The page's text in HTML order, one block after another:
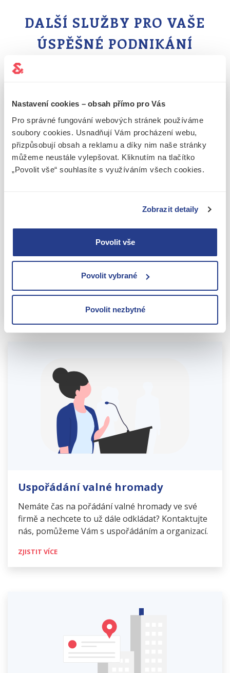
Nastavení cookies – obsah přímo pro Vás
Pro správné fungování webových stránek používáme
soubory cookies. Usnadňují Vám procházení webu,
přizpůsobují obsah a reklamu a díky nim naše stránky
můžeme neustále vylepšovat. Kliknutím na tlačítko
„Povolit vše“ souhlasíte s využíváním všech cookies.
Zobrazit detaily
Povolit vše
Povolit vybrané
Povolit nezbytné
DALŠÍ SLUŽBY PRO VAŠE
ÚSPĚŠNÉ PODNIKÁNÍ
Potřebujete změnit adresu sídla, upravit
společenskou smlouvu, převést podíl ve firmě
Uspořádání valné hromady
Nemáte čas na pořádání valné hromady ve své
firmě a nechcete to už dále odkládat? Kontaktujte
nás, pomůžeme Vám s uspořádáním a organizací.
ZJISTIT VÍCE